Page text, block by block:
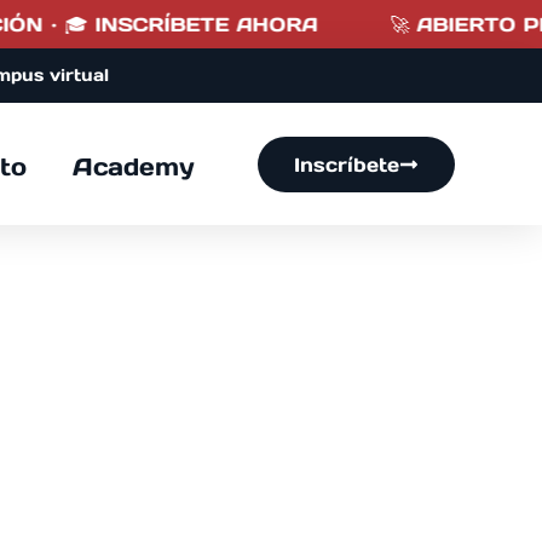
AHORA 🚀 ABIERTO PLAZO
virtual
Academy Inscríbete